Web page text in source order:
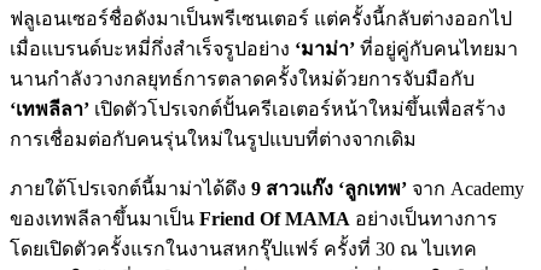
ฟลูเอนเซอร์ชื่อดังมาเป็นพรีเซนเตอร์ แต่ครั้งนี้กลับต่างออกไป
เมื่อแบรนด์บะหมี่กึ่งสำเร็จรูปอย่าง ‘มาม่า’ ที่อยู่คู่กับคนไทยมา
นานกำลังวางกลยุทธ์การตลาดครั้งใหม่ด้วยการจับมือกับ
‘เทพลีลา’ เปิดตัวโปรเจกต์ปั้นครีเอเตอร์หน้าใหม่ขึ้นเพื่อสร้าง
การเชื่อมต่อกับคนรุ่นใหม่ในรูปแบบที่ต่างจากเดิม
ภายใต้โปรเจกต์นี้มาม่าได้ดึง 9 สาวแก๊ง ‘ลูกเทพ’ จาก Academy
ของเทพลีลาขึ้นมาเป็น Friend Of MAMA อย่างเป็นทางการ
โดยเปิดตัวครั้งแรกในงานสหกรุ๊ปแฟร์ ครั้งที่ 30 ณ ไบเทค